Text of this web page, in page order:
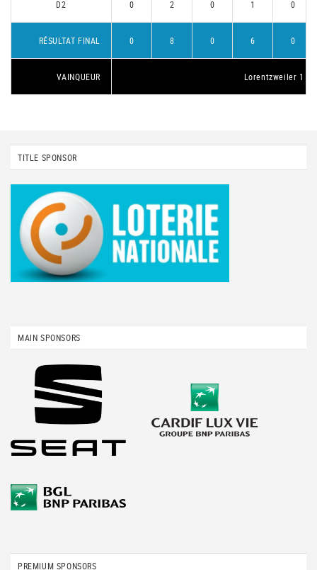
D2 0 2 0 1 0
RÉSULTAT FINAL 0 8 0 6 0
VAINQUEUR Lorentzweiler 1
TITLE SPONSOR
MAIN SPONSORS
PREMIUM SPONSORS